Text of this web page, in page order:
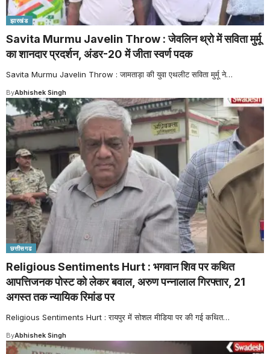
झारखंड
Savita Murmu Javelin Throw : जेवलिन थ्रो में सविता मुर्मू
का शानदार प्रदर्शन, अंडर-20 में जीता स्वर्ण पदक
Savita Murmu Javelin Throw : जामताड़ा की युवा एथलीट सविता मुर्मू ने…
ByAbhishek Singh
छत्तीसगढ
Religious Sentiments Hurt : भगवान शिव पर कथित
आपत्तिजनक पोस्ट को लेकर बवाल, अरुण पन्नालाल गिरफ्तार, 21
अगस्त तक न्यायिक रिमांड पर
Religious Sentiments Hurt : रायपुर में सोशल मीडिया पर की गई कथित…
ByAbhishek Singh